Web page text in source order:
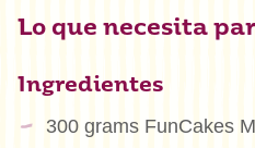
Lo que necesita
Ingredientes
300 grams FunCakes